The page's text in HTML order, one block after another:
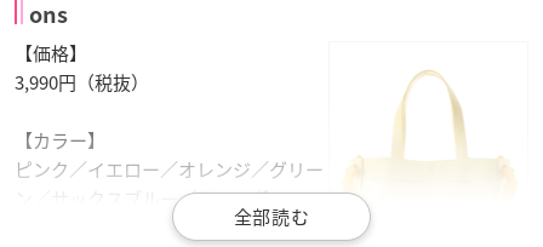
ons
【価格】
3,990円（税抜）
【カラー】
ピンク／イエロー／オレンジ／グリー
ン／サックスブルー／ラベンダー